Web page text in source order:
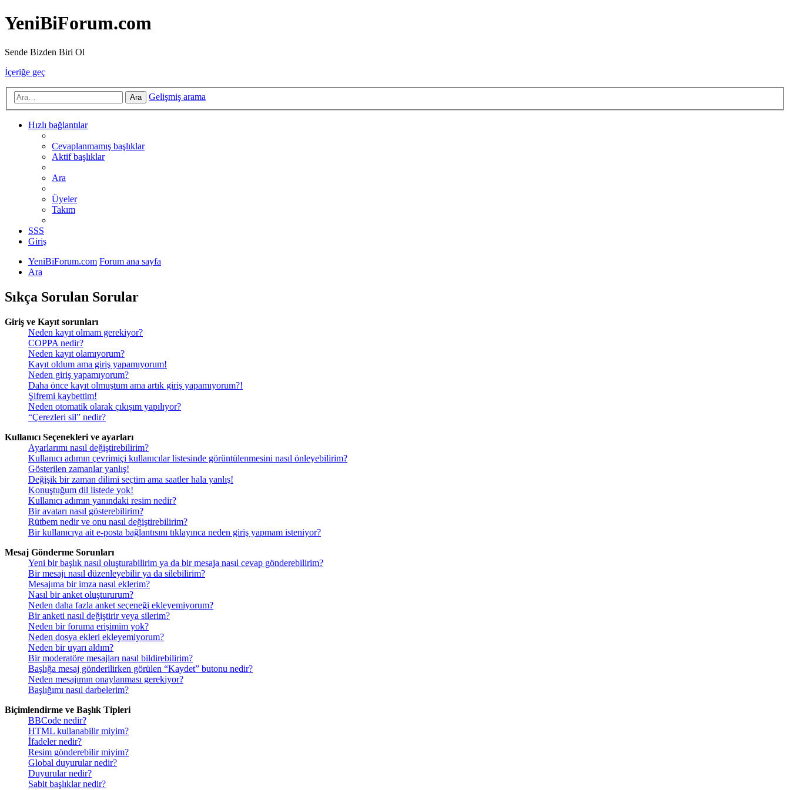
YeniBiForum.com
Sende Bizden Biri Ol
İçeriğe geç
Ara Gelişmiş arama
Hızlı bağlantılar
Cevaplanmamış başlıklar
Aktif başlıklar
Ara
Üyeler
Takım
SSS
Giriş
YeniBiForum.com Forum ana sayfa
Ara
Sıkça Sorulan Sorular
Giriş ve Kayıt sorunları
Neden kayıt olmam gerekiyor?
COPPA nedir?
Neden kayıt olamıyorum?
Kayıt oldum ama giriş yapamıyorum!
Neden giriş yapamıyorum?
Daha önce kayıt olmuştum ama artık giriş yapamıyorum?!
Şifremi kaybettim!
Neden otomatik olarak çıkışım yapılıyor?
“Çerezleri sil” nedir?
Kullanıcı Seçenekleri ve ayarları
Ayarlarımı nasıl değiştirebilirim?
Kullanıcı adımın çevrimiçi kullanıcılar listesinde görüntülenmesini nasıl önleyebilirim?
Gösterilen zamanlar yanlış!
Değişik bir zaman dilimi seçtim ama saatler hala yanlış!
Konuştuğum dil listede yok!
Kullanıcı adımın yanındaki resim nedir?
Bir avatarı nasıl gösterebilirim?
Rütbem nedir ve onu nasıl değiştirebilirim?
Bir kullanıcıya ait e-posta bağlantısını tıklayınca neden giriş yapmam isteniyor?
Mesaj Gönderme Sorunları
Yeni bir başlık nasıl oluşturabilirim ya da bir mesaja nasıl cevap gönderebilirim?
Bir mesajı nasıl düzenleyebilir ya da silebilirim?
Mesajıma bir imza nasıl eklerim?
Nasıl bir anket oluştururum?
Neden daha fazla anket seçeneği ekleyemiyorum?
Bir anketi nasıl değiştirir veya silerim?
Neden bir foruma erişimim yok?
Neden dosya ekleri ekleyemiyorum?
Neden bir uyarı aldım?
Bir moderatöre mesajları nasıl bildirebilirim?
Başlığa mesaj gönderilirken görülen “Kaydet” butonu nedir?
Neden mesajımın onaylanması gerekiyor?
Başlığımı nasıl darbelerim?
Biçimlendirme ve Başlık Tipleri
BBCode nedir?
HTML kullanabilir miyim?
İfadeler nedir?
Resim gönderebilir miyim?
Global duyurular nedir?
Duyurular nedir?
Sabit başlıklar nedir?